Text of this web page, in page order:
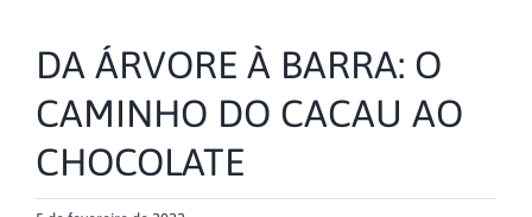
DA ÁRVORE À BARRA: O
CAMINHO DO CACAU AO
CHOCOLATE